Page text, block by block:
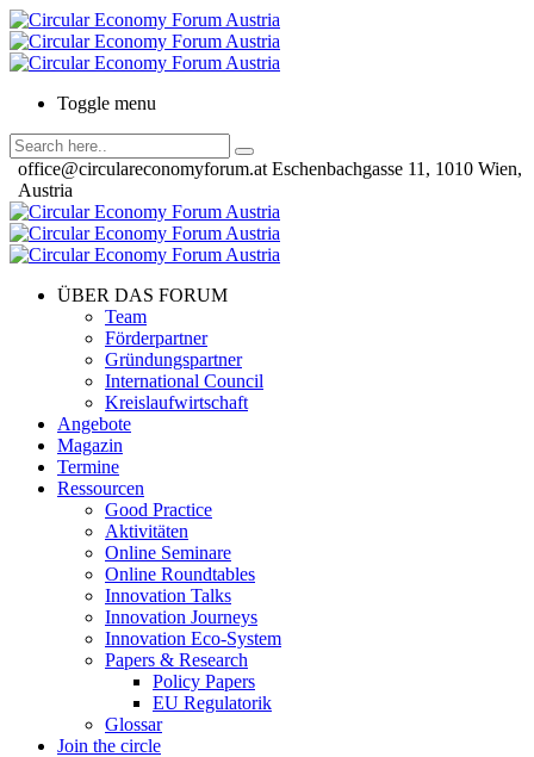
Toggle menu
office@circulareconomyforum.at Eschenbachgasse 11, 1010 Wien,
Austria
ÜBER DAS FORUM
Team
Förderpartner
Gründungspartner
International Council
Kreislaufwirtschaft
Angebote
Magazin
Termine
Ressourcen
Good Practice
Aktivitäten
Online Seminare
Online Roundtables
Innovation Talks
Innovation Journeys
Innovation Eco-System
Papers & Research
Policy Papers
EU Regulatorik
Glossar
Join the circle